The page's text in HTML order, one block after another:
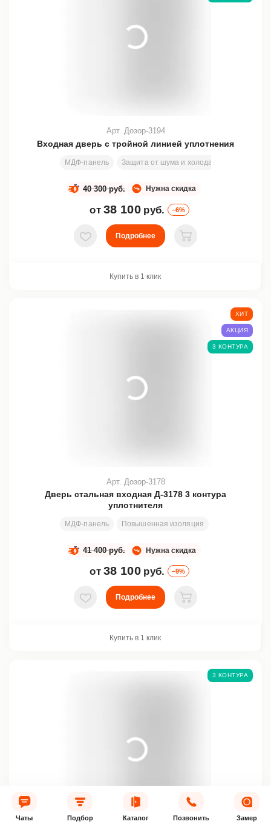
Входная дверь с тройной линией уплотнения
МДФ-панель Защита от шума и холода
Арт. Дозор-3194
Нужна скидка
40 300 руб.
от 38 100 руб. –6%
В избранное
Подробнее
В корзину
Купить в 1 клик
Дверь стальная входная Д-3178 3 контура
уплотнителя
МДФ-панель Повышенная изоляция
Арт. Дозор-3178
Нужна скидка
41 400 руб.
от 38 100 руб. –9%
ХИТ
АКЦИЯ
3 КОНТУРА
В избранное
Подробнее
В корзину
Купить в 1 клик
3 КОНТУРА
Чаты Подбор Каталог Позвонить Замер